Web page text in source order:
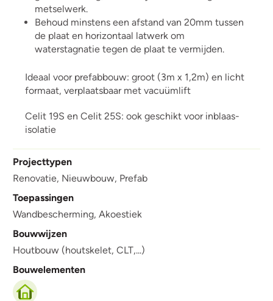
metselwerk.
Behoud minstens een afstand van 20mm tussen
de plaat en horizontaal latwerk om
waterstagnatie tegen de plaat te vermijden.
Ideaal voor prefabbouw: groot (3m x 1,2m) en licht
formaat, verplaatsbaar met vacuümlift
Celit 19S en Celit 25S: ook geschikt voor inblaas-
isolatie
Projecttypen
Renovatie, Nieuwbouw, Prefab
Toepassingen
Wandbescherming, Akoestiek
Bouwwijzen
Houtbouw (houtskelet, CLT,...)
Bouwelementen